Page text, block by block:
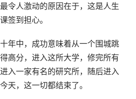
令人激动的原因在于，这是人生
签到担心。
年中，成功意味着从一个围城跳
高分，进入这所大学，修完所有
入一家有名的研究所，随后进入
天，这一切都结束了。